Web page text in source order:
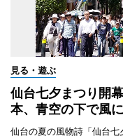
見る・遊ぶ
仙台七夕まつり開
本、青空の下で風
仙台の夏の風物詩「仙台七